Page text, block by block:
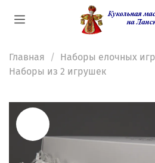
Главная
Наборы елочных
Наборы из 2 игрушек